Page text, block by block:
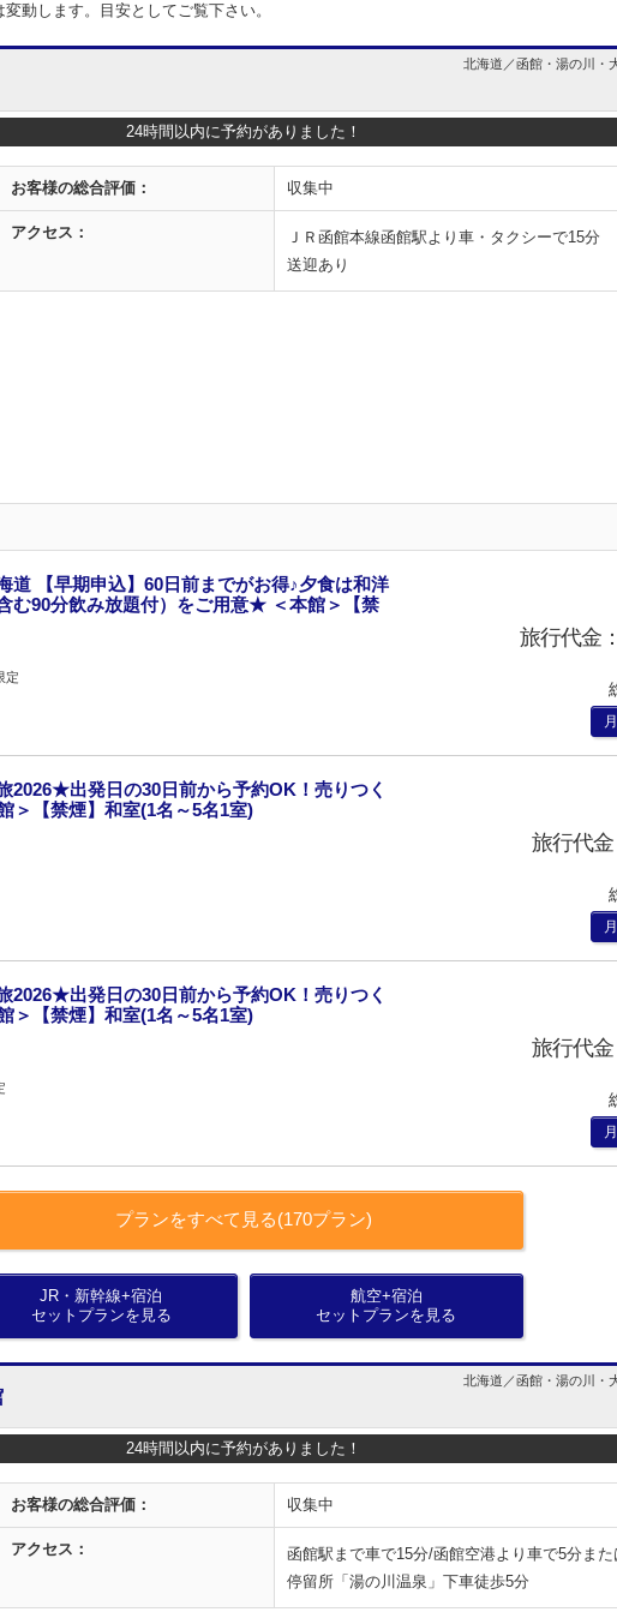
動します。目安としてご覧下さい。
北海道／函館・湯の川・
24時間以内に予約がありました！
お客様の総合評価： 収集中
アクセス：
ＪＲ函館本線函館駅より車・タクシーで15分
送迎あり
道 【早期申込】60日前までがお得♪夕食は和洋
む90分飲み放題付）をご用意★ ＜本館＞【禁
定
旅行代金
2026★出発日の30日前から予約OK！売りつく
【禁煙】和室(1名～5名1室)
旅行代
2026★出発日の30日前から予約OK！売りつく
＞【禁煙】和室(1名～5名1室)
旅行代
プランをすべて見る(170プラン)
JR・新幹線+宿泊
セットプランを見る
航空+宿泊
セットプランを見る
北海道／函館・湯の川・
24時間以内に予約がありました！
お客様の総合評価： 収集中
アクセス：
函館駅まで車で15分/函館空港より車で5分ま
停留所「湯の川温泉」下車徒歩5分